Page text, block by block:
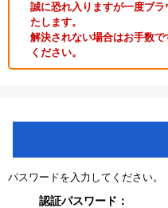
誠に恐れ入りますが一度ブ
たします。
解決されない場合はお手数
ください。
パスワードを入力してください。
認証パスワード：